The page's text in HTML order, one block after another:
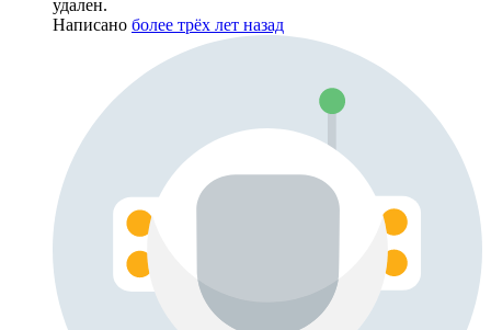
удален.
Написано более трёх лет назад